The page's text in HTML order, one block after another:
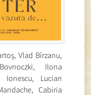
Vlad Bîrzanu,
Ilona
Ionescu, Lucian
Cabiria